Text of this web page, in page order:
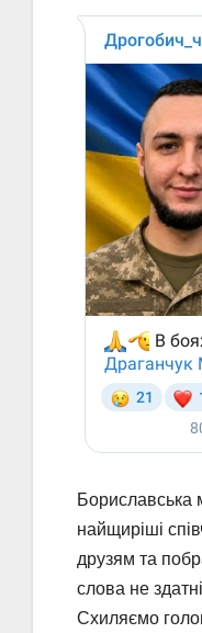
Бориславська
найщиріші
друзям та
слова не
Схиляємо